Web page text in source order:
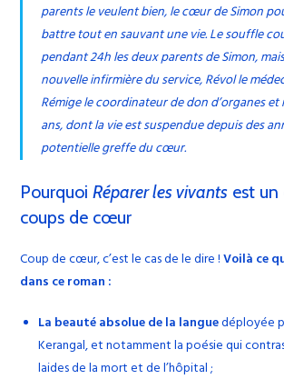
parents le veulent bien, le cœur de Simon
battre tout en sauvant une vie. Le souffle
pendant 24h les deux parents de Simon,
nouvelle infirmière du service, Révol le
Rémige le coordinateur de don d’organes et
ans, dont la vie est suspendue depuis des
potentielle greffe du cœur.
PourquoiRéparer les vivants est un
coups de cœur
Coup de cœur, c’est le cas de le dire !Voilà ce
dans ce roman :
La beauté absolue de la languedéployée
Kerangal, et notamment la poésie qui
laides de la mort et de l’hôpital ;